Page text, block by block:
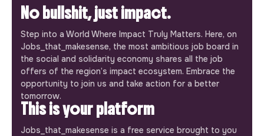
No bullshit, just impact.
Step into a World Where Impact Truly Matters. Here, on
Jobs_that_makesense, the most ambitious job board in
the social and solidarity economy shares all the job
offers of the region’s impact ecosystem. Embrace the
opportunity to join us and take action for a better
tomorrow.
This is your platform
Jobs_that_makesense is a free service brought to you